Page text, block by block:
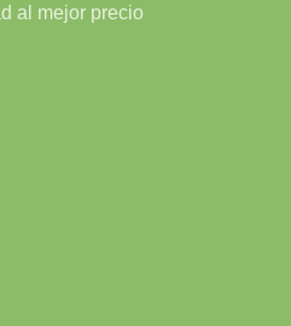
al mejor precio